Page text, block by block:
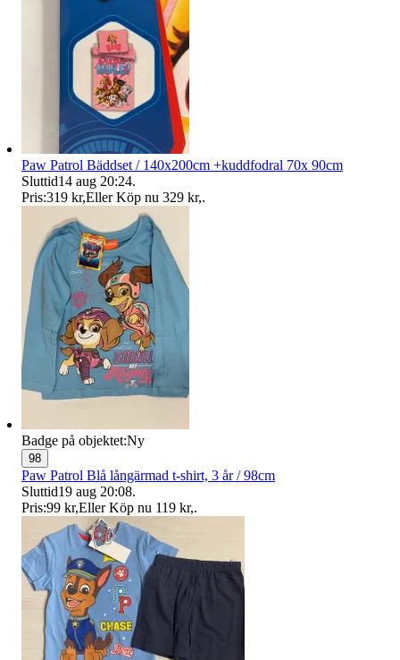
Paw Patrol Bäddset / 140x200cm +kuddfodral 70x 90cm
Sluttid14 aug 20:24.
Pris:319 kr,Eller Köp nu 329 kr,.
Badge på objektet:Ny
98
Paw Patrol Blå långärmad t-shirt, 3 år / 98cm
Sluttid19 aug 20:08.
Pris:99 kr,Eller Köp nu 119 kr,.